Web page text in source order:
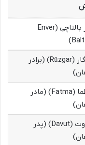
انور بالتاچی (Enver
روژگار (Rüzgar) (برادر
فاطما (Fatma) (مادر
داووت (Davut) (پدر